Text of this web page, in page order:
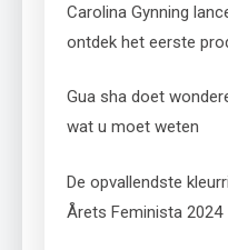
Carolina Gynning
ontdek het eerste
Gua sha doet
wat u moet weten
De opvallendste
Årets Feminista 2024